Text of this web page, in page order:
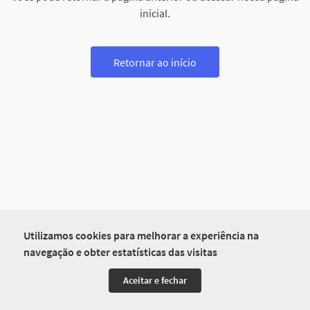
Utilizamos cookies para melhorar a experiência na
navegação e obter estatísticas das visitas
Aceitar e fechar
inicial.
Retornar ao início